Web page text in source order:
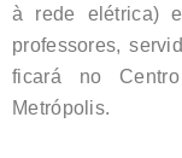
à rede elétrica)
professores,
ficará no
Metrópolis.